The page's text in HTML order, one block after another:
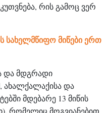
რის გამოც ვერ
სახელმწიფო მიწები ერთ
და მდგრადი
ახალქალაქისა და
მდებარე 13 მიწის
რომელიც მოგვიანებით